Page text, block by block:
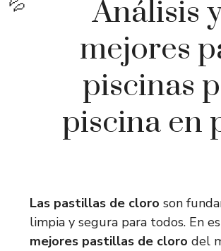
Análisis
mejores
piscinas
piscina en
Las pastillas de cloro son
limpia y segura para todos. En
mejores pastillas de cloro del